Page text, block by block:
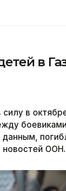
в
в
новостей ООН.